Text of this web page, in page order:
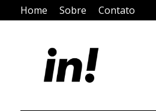
Home Sobre Contato